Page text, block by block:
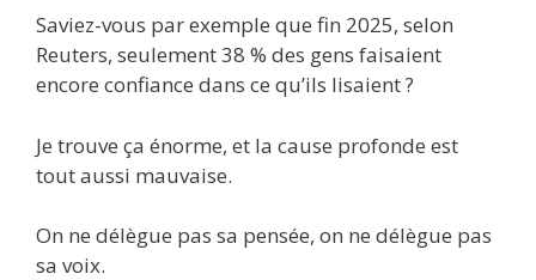
Saviez-vous par exemple que fin 2025, selon
Reuters, seulement 38 % des gens faisaient
encore confiance dans ce qu’ils lisaient ?
Je trouve ça énorme, et la cause profonde est
tout aussi mauvaise.
On ne délègue pas sa pensée, on ne délègue pas
sa voix.